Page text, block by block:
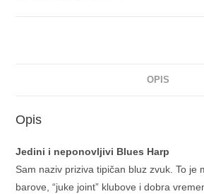
OPIS
Opis
Jedini i neponovljivi Blues Harp
Sam naziv priziva tipičan bluz zvuk. To je
barove, “juke joint” klubove i dobra